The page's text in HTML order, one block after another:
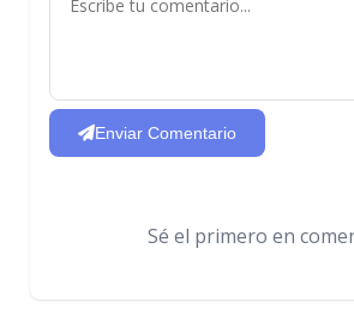
Enviar Comentario
Sé el primero en